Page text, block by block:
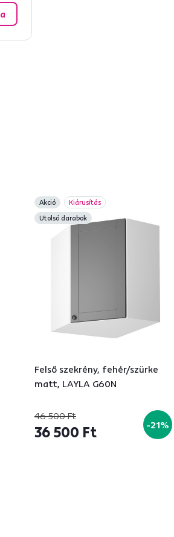
Akció
Kiárusítás
Utolsó darabok
Felső szekrény, fehér/szürke
matt, LAYLA G60N
46 500 Ft
36 500 Ft -21%